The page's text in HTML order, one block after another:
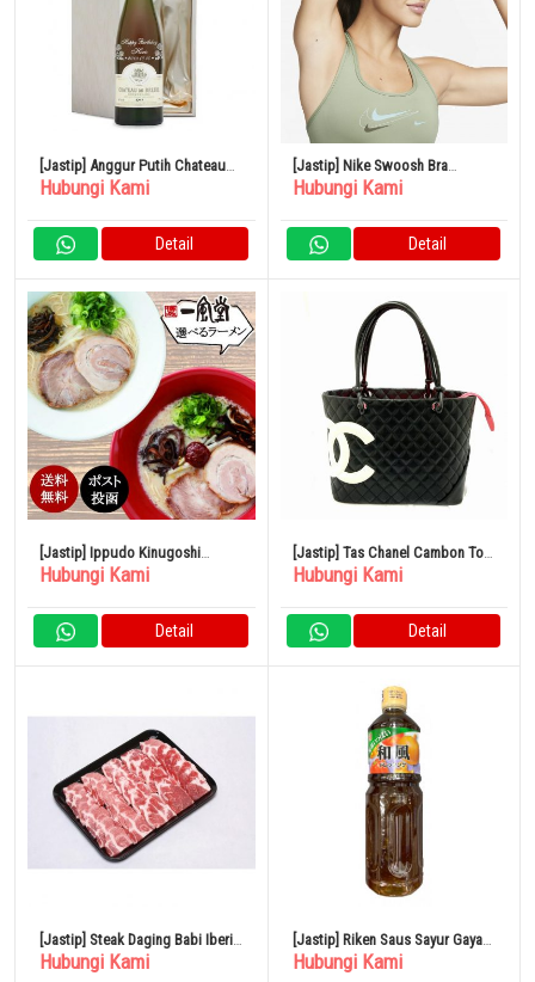
[Jastip] Anggur Putih Chateau
du Breuil Coteau du Rayon
Hubungi Kami
Detail
[Jastip] Nike Swoosh Bra
Olahraga Women’s Medium-
Hubungi Kami
Detail
[Jastip] Ippudo Kinugoshi
Tonkotsu Ramen Mie Shiromaru
Hubungi Kami
Detail
[Jastip] Tas Chanel Cambon Tote
Besar A25169 Merah Muda
Hubungi Kami
Detail
[Jastip] Steak Daging Babi Iberia
Spanyol 500G
Hubungi Kami
[Jastip] Riken Saus Sayur Gaya
Jepang 1L
Hubungi Kami